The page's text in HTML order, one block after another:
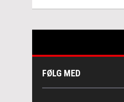
FØLG MED